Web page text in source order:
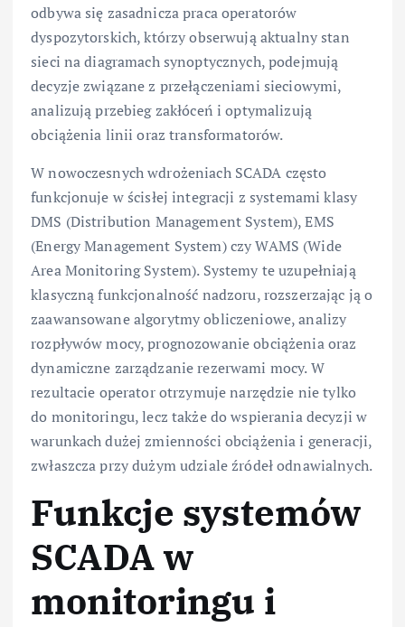
odbywa się zasadnicza praca operatorów
dyspozytorskich, którzy obserwują aktualny stan
sieci na diagramach synoptycznych, podejmują
decyzje związane z przełączeniami sieciowymi,
analizują przebieg zakłóceń i optymalizują
obciążenia linii oraz transformatorów.
W nowoczesnych wdrożeniach SCADA często
funkcjonuje w ścisłej integracji z systemami klasy
DMS (Distribution Management System), EMS
(Energy Management System) czy WAMS (Wide
Area Monitoring System). Systemy te uzupełniają
klasyczną funkcjonalność nadzoru, rozszerzając ją o
zaawansowane algorytmy obliczeniowe, analizy
rozpływów mocy, prognozowanie obciążenia oraz
dynamiczne zarządzanie rezerwami mocy. W
rezultacie operator otrzymuje narzędzie nie tylko
do monitoringu, lecz także do wspierania decyzji w
warunkach dużej zmienności obciążenia i generacji,
zwłaszcza przy dużym udziale źródeł odnawialnych.
Funkcje systemów
SCADA w
monitoringu i